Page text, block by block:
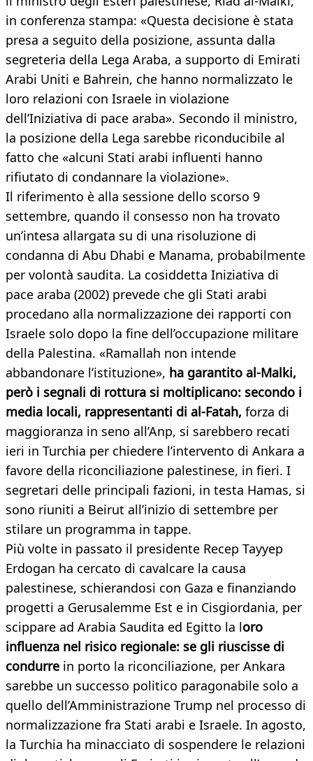
in conferenza stampa: «Questa decisione è stata
presa a seguito della posizione, assunta dalla
segreteria della Lega Araba, a supporto di Emirati
Arabi Uniti e Bahrein, che hanno normalizzato le
loro relazioni con Israele in violazione
dell’Iniziativa di pace araba». Secondo il ministro,
la posizione della Lega sarebbe riconducibile al
fatto che «alcuni Stati arabi influenti hanno
rifiutato di condannare la violazione».
Il riferimento è alla sessione dello scorso 9
settembre, quando il consesso non ha trovato
un’intesa allargata su di una risoluzione di
condanna di Abu Dhabi e Manama, probabilmente
per volontà saudita. La cosiddetta Iniziativa di
pace araba (2002) prevede che gli Stati arabi
procedano alla normalizzazione dei rapporti con
Israele solo dopo la fine dell’occupazione militare
della Palestina. «Ramallah non intende
abbandonare l’istituzione», ha garantito al-Malki,
però i segnali di rottura si moltiplicano: secondo i
media locali, rappresentanti di al-Fatah, forza di
maggioranza in seno all’Anp, si sarebbero recati
ieri in Turchia per chiedere l’intervento di Ankara a
favore della riconciliazione palestinese, in fieri. I
segretari delle principali fazioni, in testa Hamas, si
sono riuniti a Beirut all’inizio di settembre per
stilare un programma in tappe.
Più volte in passato il presidente Recep Tayyep
Erdogan ha cercato di cavalcare la causa
palestinese, schierandosi con Gaza e finanziando
progetti a Gerusalemme Est e in Cisgiordania, per
scippare ad Arabia Saudita ed Egitto la loro
influenza nel risico regionale: se gli riuscisse di
condurre in porto la riconciliazione, per Ankara
sarebbe un successo politico paragonabile solo a
quello dell’Amministrazione Trump nel processo di
normalizzazione fra Stati arabi e Israele. In agosto,
la Turchia ha minacciato di sospendere le relazioni